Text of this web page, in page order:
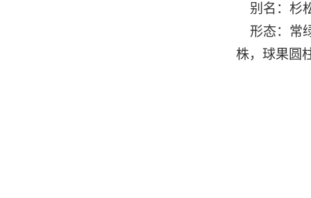
别名：杉
形态：常
株，球果圆